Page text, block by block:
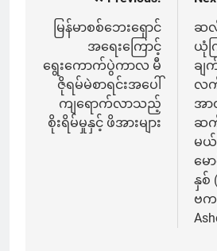
navigation
မြန်မာစစ်ဘေးရှောင်
အရေးကြောင့်
ရွေးကောက်ပွဲကာလ မီ
ဇိုရမ်မဲစာရင်းအပေါ်
ကျရောက်လာသည့်
စိုးရိမ်မှုနှင့် ဖိအားများ
ဆလို
ယုံ
ချ
လက်
အာ
ဆ
မ
မေ
နှစ်
ဗက